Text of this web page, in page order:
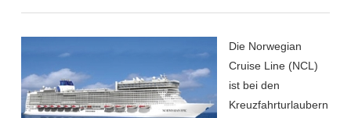
Die Norwegian
Cruise Line (NCL)
ist bei den
Kreuzfahrturlaubern